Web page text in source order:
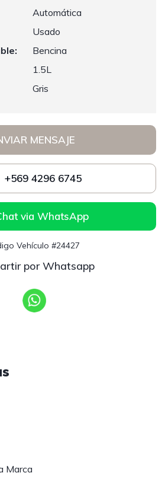
Automática
Usado
Bencina
1.5L
Gris
MENSAJE
+569 4296 6745
via WhatsApp
Vehículo #24427
por Whatsapp
Marca